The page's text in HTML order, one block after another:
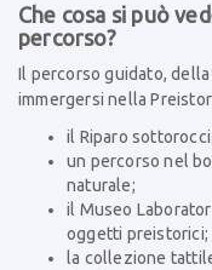
Che cosa si può
percorso?
Il percorso guidato,
immergersi nella
il Riparo
un percorso nel
naturale;
il Museo
oggetti preistorici;
la collezione